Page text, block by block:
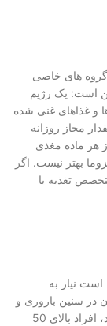
گروه های خاصی
است: یک رژیم
و غذاهای غنی شده
مجاز روزانه
هر ماده مغذی
بهتر نیست. اگر
تغذیه یا
نیاز به
در سنین باروری و
شیردهی، افرادی که داروهای خاصی مصرف می‌کنند، افراد بالای 50